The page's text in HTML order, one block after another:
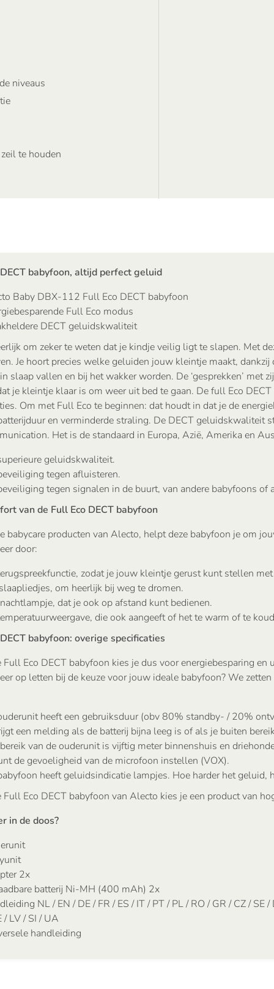
niveaus
te houden
babyfoon, altijd perfect geluid
Baby DBX-112 Full Eco DECT babyfoon
Full Eco modus
DECT geluidskwaliteit
om zeker te weten dat je kindje veilig ligt te slapen. Met
Je hoort precies welke geluiden jouw kleintje maakt,
slaap vallen en bij het wakker worden. De ‘gesprekken’ met
je kleintje klaar is om weer uit bed te gaan. De full Eco
Om met Full Eco te beginnen: dat houdt in dat je de
en verminderde straling. De DECT geluidskwaliteit
Het is de standaard in Europa, Azië, Amerika en
geluidskwaliteit.
tegen afluisteren.
tegen signalen in de buurt, van andere babyfoons of
van de Full Eco DECT babyfoon
babycare producten van Alecto, helpt deze babyfoon je om
door:
zodat je jouw kleintje gerust kunt stellen
om heerlijk bij weg te dromen.
dat je ook op afstand kunt bedienen.
die ook aangeeft of het te warm of te
babyfoon: overige specificaties
Full Eco DECT babyfoon kies je dus voor energiebesparing
op letten bij de keuze voor jouw ideale babyfoon? We
heeft een gebruiksduur (obv 80% standby- / 20%
een melding als de batterij bijna leeg is of als je buiten
van de ouderunit is vijftig meter binnenshuis en
de gevoeligheid van de microfoon instellen (VOX).
heeft geluidsindicatie lampjes. Hoe harder het geluid,
Full Eco DECT babyfoon van Alecto kies je een product van
in de doos?
2x
batterij Ni-MH (400 mAh) 2x
NL / EN / DE / FR / ES / IT / PT / PL / RO / GR / CZ / SE
/ LV / SI / UA
handleiding